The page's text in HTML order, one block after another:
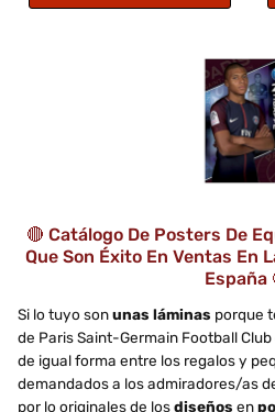
🔴 Catálogo De Posters De
Que Son Éxito En Ventas En
España
Si lo tuyo sonunas láminas porque
de Paris Saint-Germain Football
de igual forma entre los regalos y
demandados a los admiradores/as
por lo originales de losdiseños en